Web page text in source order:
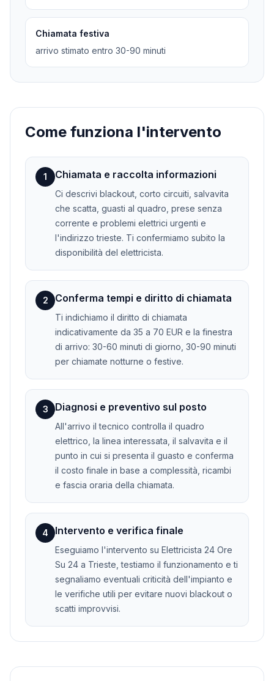
Chiamata festiva
arrivo stimato entro 30-90 minuti
Come funziona l'intervento
1 Chiamata e raccolta informazioni
Ci descrivi blackout, corto circuiti, salvavita
che scatta, guasti al quadro, prese senza
corrente e problemi elettrici urgenti e
l'indirizzo trieste. Ti confermiamo subito la
disponibilità del elettricista.
2 Conferma tempi e diritto di chiamata
Ti indichiamo il diritto di chiamata
indicativamente da 35 a 70 EUR e la finestra
di arrivo: 30-60 minuti di giorno, 30-90 minuti
per chiamate notturne o festive.
3 Diagnosi e preventivo sul posto
All'arrivo il tecnico controlla il quadro
elettrico, la linea interessata, il salvavita e il
punto in cui si presenta il guasto e conferma
il costo finale in base a complessità, ricambi
e fascia oraria della chiamata.
4 Intervento e verifica finale
Eseguiamo l'intervento su Elettricista 24 Ore
Su 24 a Trieste, testiamo il funzionamento e ti
segnaliamo eventuali criticità dell'impianto e
le verifiche utili per evitare nuovi blackout o
scatti improvvisi.